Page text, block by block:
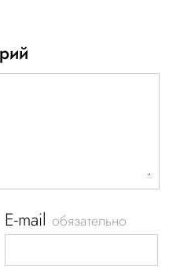
E-mailобязательно